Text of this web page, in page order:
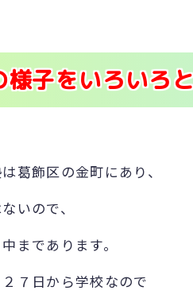
様子をいろいろ
葛飾区の金町にあり、
いので、
まであります。
７日から学校なので